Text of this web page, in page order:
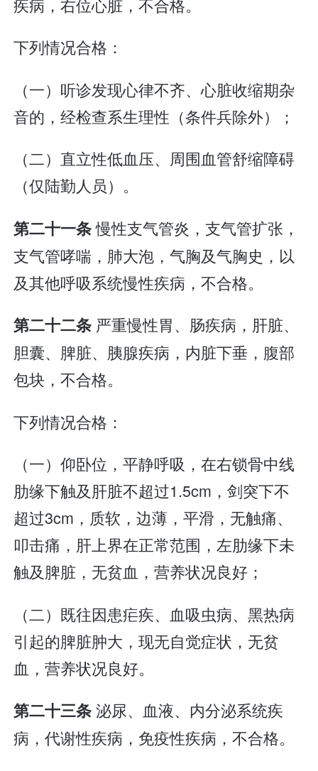
疾病，右位心脏，不合格。
下列情况合格：
（一）听诊发现心律不齐、心脏收缩期杂
音的，经检查系生理性（条件兵除外）；
（二）直立性低血压、周围血管舒缩障碍
（仅陆勤人员）。
第二十一条慢性支气管炎，支气管扩张，
支气管哮喘，肺大泡，气胸及气胸史，以
及其他呼吸系统慢性疾病，不合格。
第二十二条 严重慢性胃、肠疾病，肝脏、
胆囊、脾脏、胰腺疾病，内脏下垂，腹部
包块，不合格。
下列情况合格：
（一）仰卧位，平静呼吸，在右锁骨中线
肋缘下触及肝脏不超过1.5cm，剑突下不
超过3cm，质软，边薄，平滑，无触痛、
叩击痛，肝上界在正常范围，左肋缘下未
触及脾脏，无贫血，营养状况良好；
（二）既往因患疟疾、血吸虫病、黑热病
引起的脾脏肿大，现无自觉症状，无贫
血，营养状况良好。
第二十三条泌尿、血液、内分泌系统疾
病，代谢性疾病，免疫性疾病，不合格。